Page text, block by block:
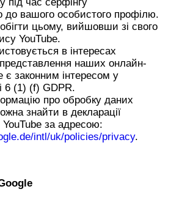
до вашого особистого профілю.
цьому, вийшовши зі свого
YouTube.
в інтересах
наших онлайн-
є законним інтересом у
6 (1) (f) GDPR.
про обробку даних
знайти в декларації
за адресою:
intl/uk/policies/privacy.